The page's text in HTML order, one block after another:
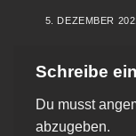
5. DEZEMBER
Schreibe
Du musst
abzugeben.